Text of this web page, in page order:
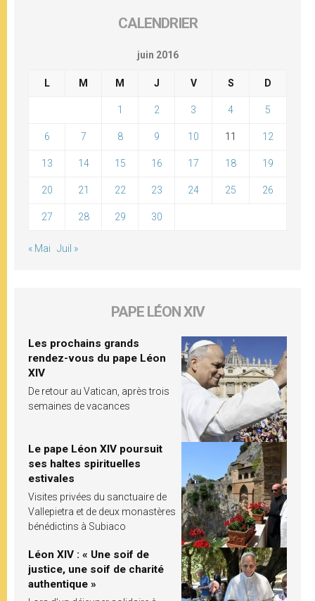
CALENDRIER
juin 2016
L M M J V S D
1 2 3 4 5
6 7 8 9 10 11 12
13 14 15 16 17 18 19
20 21 22 23 24 25 26
27 28 29 30
« Mai Juil »
PAPE LÉON XIV
Les prochains grands
rendez-vous du pape Léon
XIV
De retour au Vatican, après trois
semaines de vacances
Le pape Léon XIV poursuit
ses haltes spirituelles
estivales
Visites privées du sanctuaire de
Vallepietra et de deux monastères
bénédictins à Subiaco
Léon XIV : « Une soif de
justice, une soif de charité
authentique »